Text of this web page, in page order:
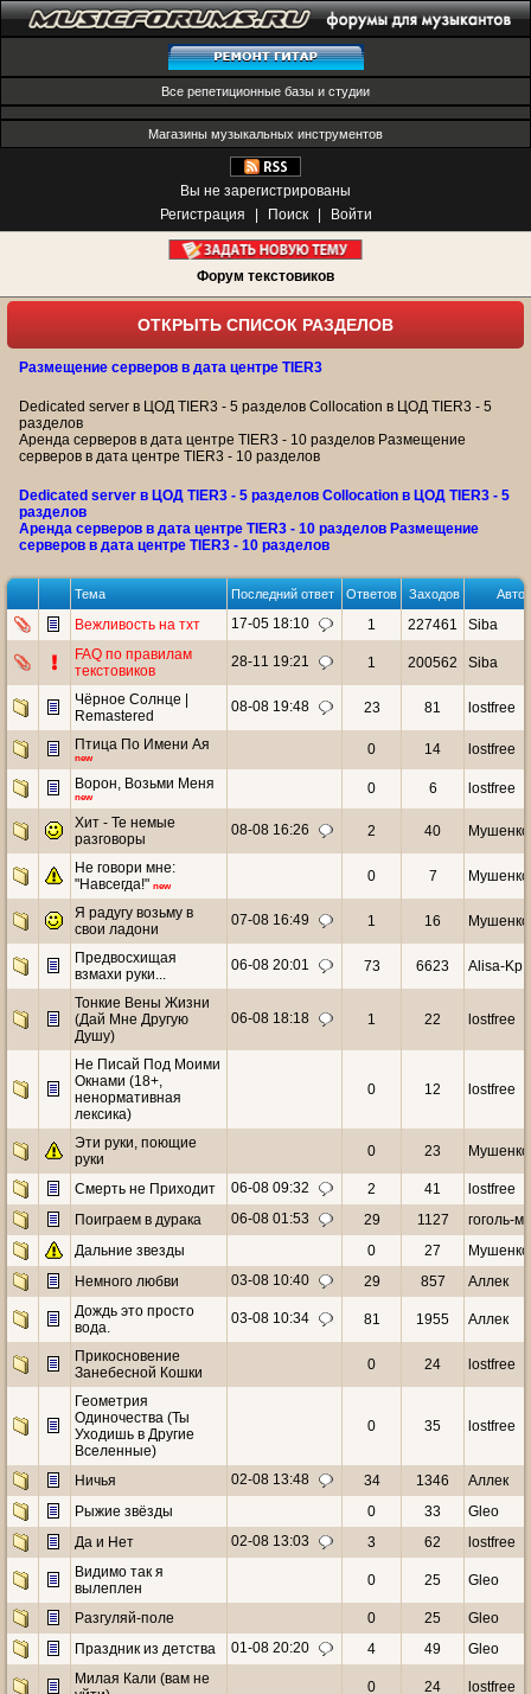
Все репетиционные базы и студии
Магазины музыкальных инструментов
Вы не зарегистрированы
Регистрация
Поиск Войти
Форум текстовиков
ОТКРЫТЬ СПИСОК РАЗДЕЛОВ
Размещение серверов в дата центре TIER3
Dedicated server в ЦОД TIER3 - 5 разделов Collocation в ЦОД TIER3 - 5
разделов
Аренда серверов в дата центре TIER3 - 10 разделов Размещение
серверов в дата центре TIER3 - 10 разделов
Dedicated server в ЦОД TIER3 - 5 разделов Collocation в ЦОД TIER3 - 5
разделов
Аренда серверов в дата центре TIER3 - 10 разделов Размещение
серверов в дата центре TIER3 - 10 разделов
Тема Последний ответ Ответов Заходов Автор
Вежливость на тхт 17-05 18:10 1 227461
Siba
FAQ по правилам
текстовиков
28-11 19:21 1 200562 Siba
Чёрное Солнце |
Remastered
08-08 19:48 23 81 lostfree
Птица По Имени Ая
new
0 14 lostfree
Ворон, Возьми Меня
new
0 6 lostfree
Хит - Те немые
разговоры
08-08 16:26 2 40 Мушенко
Не говори мне:
"Навсегда!" new
0 7 Мушенко
Я радугу возьму в
свои ладони
07-08 16:49 1 16 Мушенко
Предвосхищая
взмахи руки...
06-08 20:01 73 6623 Alisa-Kp
Тонкие Вены Жизни
(Дай Мне Другую
Душу)
06-08 18:18 1 22 lostfree
Не Писай Под Моими
Окнами (18+,
ненормативная
лексика)
0 12 lostfree
Эти руки, поющие
руки
0 23 Мушенко
Смерть не Приходит 06-08 09:32 2 41
lostfree
Поиграем в дурака
06-08 01:53 29 1127
гоголь-
Дальние звезды
0 27
Мушенко
Немного любви
03-08 10:40 29 857
Аллек
Дождь это просто
вода.
03-08 10:34 81 1955 Аллек
Прикосновение
Занебесной Кошки
0 24 lostfree
Геометрия
Одиночества (Ты
Уходишь в Другие
Вселенные)
0 35 lostfree
Ничья 02-08 13:48 34 1346
Аллек
Рыжие звёзды
0 33
Gleo
Да и Нет
02-08 13:03 3 62
lostfree
Видимо так я
вылеплен
0 25 Gleo
Разгуляй-поле 0 25
Gleo
Праздник из детства
01-08 20:20 4 49
Gleo
Милая Кали (вам не
0 24 lostfree